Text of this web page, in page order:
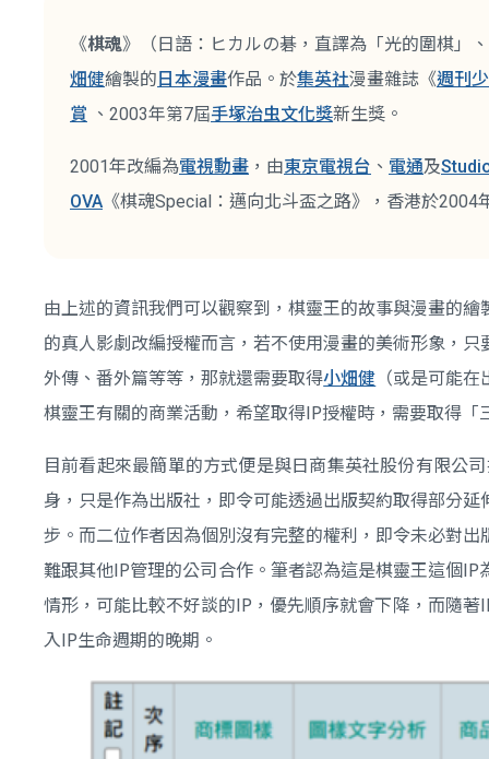
《棋魂》（日語：ヒカルの碁，直譯為「光的圍棋」
畑健繪製的 日本漫畫作品。於集英社漫畫雜誌《週刊
賞 、2003年第7屆手塚治虫文化獎新生獎。
2001年改編為電視動畫 ，由東京電視台 、 電通及
OVA 《棋魂Special：邁向北斗盃之路》，香港於
由上述的資訊我們可以觀察到，棋靈王的故事與漫畫的
的真人影劇改編授權而言，若不使用漫畫的美術形象，只
外傳、番外篇等等，那就還需要取得小畑健 （或是可能
棋靈王有關的商業活動，希望取得IP授權時，需要取得
目前看起來最簡單的方式便是與日商集英社股份有限公
身，只是作為出版社，即令可能透過出版契約取得部分
步。而二位作者因為個別沒有完整的權利，即令未必對
難跟其他IP管理的公司合作。筆者認為這是棋靈王這個
情形，可能比較不好談的IP，優先順序就會下降，而隨
入IP生命週期的晚期。